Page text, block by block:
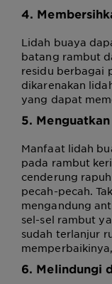
4.
Lidah buaya
batang rambut
residu berbagai
dikarenakan
yang dapat
5.
Manfaat lidah
pada rambut
cenderung
pecah-pecah.
mengandung
sel-sel rambut
sudah terlanjur
6. Melindungi